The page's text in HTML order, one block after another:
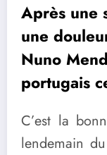
Après une
une
Nuno
portugais
C’est la
lendemain